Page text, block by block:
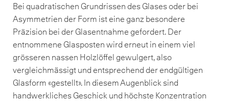
Bei quadratischen Grundrissen des Glases oder bei
Asymmetrien der Form ist eine ganz besondere
Präzision bei der Glasentnahme gefordert. Der
entnommene Glasposten wird erneut in einem viel
grösseren nassen Holzlöffel gewulgert, also
vergleichmässigt und entsprechend der endgültigen
Glasform «gestellt». In diesem Augenblick sind
handwerkliches Geschick und höchste Konzentration